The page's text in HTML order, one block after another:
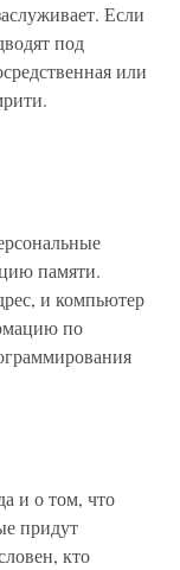
Если
под
или
памяти.
и компьютер
по
и о том, что
придут
кто